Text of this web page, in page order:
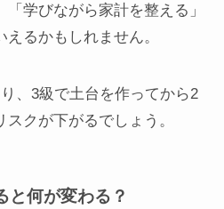
学びながら家計を整える」
るかもしれません。
、3級で土台を作ってから2
クが下がるでしょう。
と何が変わる？